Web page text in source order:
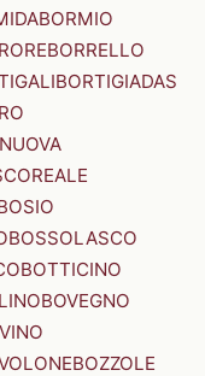
BORMIO
BORRELLO
BORTIGIADAS
BOSSOLASCO
BOTTICINO
BOVEGNO
BOZZOLE